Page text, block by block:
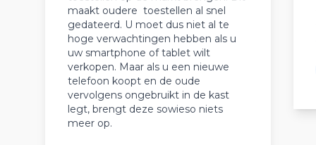
maakt oudere toestellen al snel
gedateerd. U moet dus niet al te
hoge verwachtingen hebben als u
uw smartphone of tablet wilt
verkopen. Maar als u een nieuwe
telefoon koopt en de oude
vervolgens ongebruikt in de kast
legt, brengt deze sowieso niets
meer op.